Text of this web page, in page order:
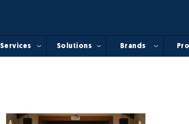
Services Solutions Brands